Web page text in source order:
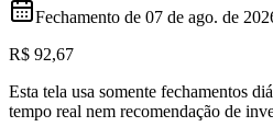
Fechamento de 07 de ago. de
R$ 92,67
Esta tela usa somente fechamentos
tempo real nem recomendação de